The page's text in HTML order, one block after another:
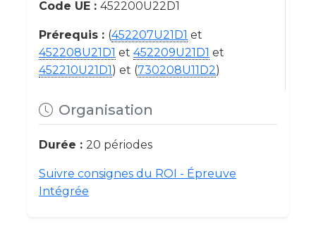
Code UE : 452200U22D1
Prérequis : (452207U21D1 et
452208U21D1 et 452209U21D1 et
452210U21D1) et (730208U11D2)
Organisation
Durée : 20 périodes
Suivre consignes du ROI - Épreuve
Intégrée